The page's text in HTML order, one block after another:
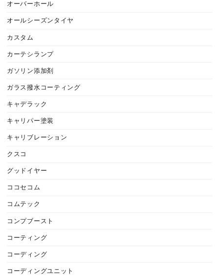
オーバーホール
オールシーズンタイヤ
カスタム
カーテシランプ
ガソリン添加剤
ガラス撥水コーティング
キャデラック
キャリパー塗装
キャリブレーション
クスコ
グッドイヤー
ココセコム
コムテック
コンプブースト
コーティング
コーディング
コーディングユニット